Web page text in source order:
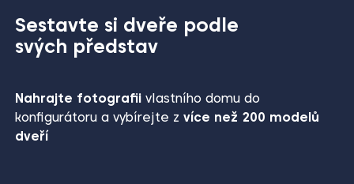
Sestavte si dveře podle
svých představ
Nahrajte fotografii vlastního domu do
konfigurátoru a vybírejte zvíce než 200 modelů
dveří